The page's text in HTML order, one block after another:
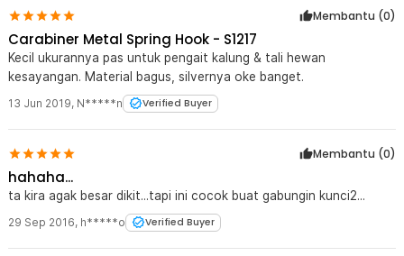
Membantu (0)
Carabiner Metal Spring Hook - S1217
Kecil ukurannya pas untuk pengait kalung & tali hewan
kesayangan. Material bagus, silvernya oke banget.
13 Jun 2019, N*****n Verified Buyer
Membantu (0)
hahaha...
ta kira agak besar dikit...tapi ini cocok buat gabungin kunci2...
29 Sep 2016, h*****o Verified Buyer